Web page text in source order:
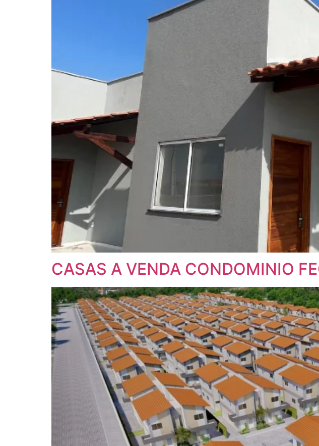
CASAS A VENDA CONDOMINIO